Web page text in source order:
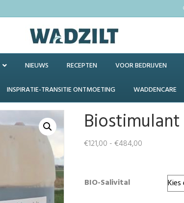
NIEUWS RECEPTEN VOOR BEDRIJVEN
INSPIRATIE-TRANSITIE ONTMOETING WADDENCARE
€121,00 - €484,00
€484,00
BIO-Salivital